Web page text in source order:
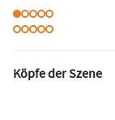
Köpfe der Szene